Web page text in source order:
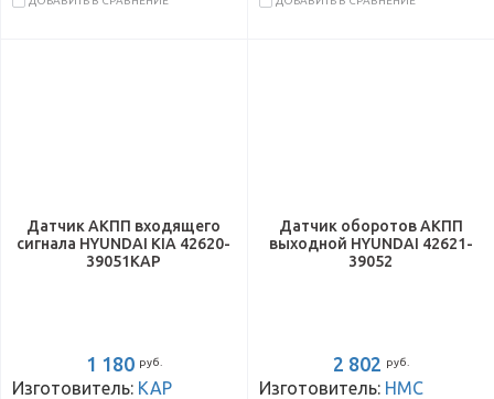
Датчик АКПП входящего
сигнала HYUNDAI KIA 42620-
39051KAP
1 180 руб.
Изготовитель: KAP
Датчик оборотов АКПП
выходной HYUNDAI 42621-
39052
2 802 руб.
Изготовитель: HMC